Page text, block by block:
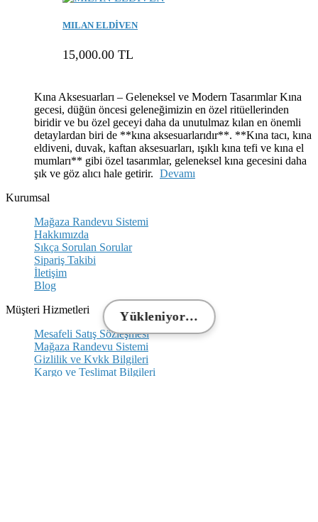
MILAN ELDİVEN
15,000.00 TL
Kına Aksesuarları – Geleneksel ve Modern Tasarımlar Kına
gecesi, düğün öncesi geleneğimizin en özel ritüellerinden
biridir ve bu özel geceyi daha da unutulmaz kılan en önemli
detaylardan biri de **kına aksesuarlarıdır**. **Kına tacı, kına
eldiveni, duvak, kaftan aksesuarları, ışıklı kına tefi ve kına el
mumları** gibi özel tasarımlar, geleneksel kına gecesini daha
şık ve göz alıcı hale getirir. Devamı
Yükleniyor…
Kurumsal
Mağaza Randevu Sistemi
Hakkımızda
Sıkça Sorulan Sorular
Sipariş Takibi
İletişim
Blog
Müşteri Hizmetleri
Mesafeli Satış Sözleşmesi
Mağaza Randevu Sistemi
Gizlilik ve Kvkk Bilgileri
Kargo ve Teslimat Bilgileri